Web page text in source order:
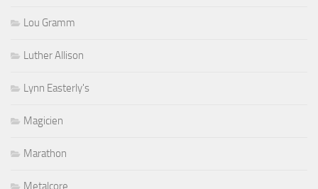
Lou Gramm
Luther Allison
Lynn Easterly's
Magicien
Marathon
Metalcore